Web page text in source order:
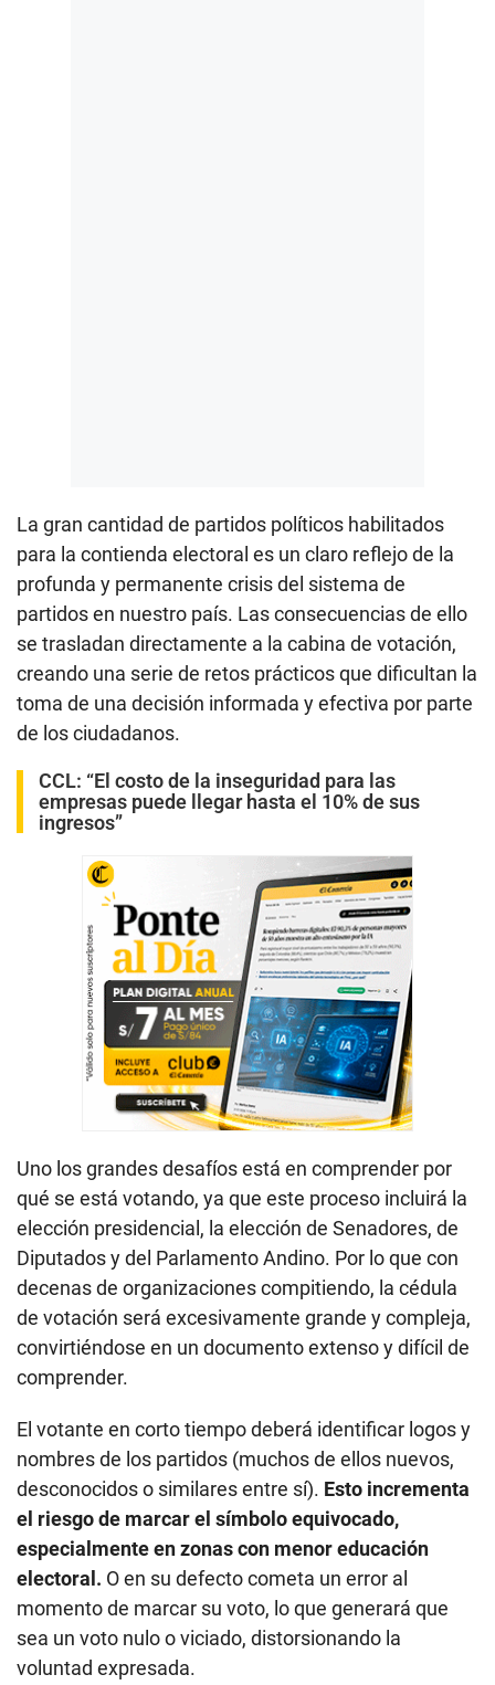
La gran cantidad de partidos políticos habilitados
para la contienda electoral es un claro reflejo de la
profunda y permanente crisis del sistema de
partidos en nuestro país. Las consecuencias de ello
se trasladan directamente a la cabina de votación,
creando una serie de retos prácticos que dificultan la
toma de una decisión informada y efectiva por parte
de los ciudadanos.
CCL: “El costo de la inseguridad para las
empresas puede llegar hasta el 10% de sus
ingresos”
Uno los grandes desafíos está en comprender por
qué se está votando, ya que este proceso incluirá la
elección presidencial, la elección de Senadores, de
Diputados y del Parlamento Andino. Por lo que con
decenas de organizaciones compitiendo, la cédula
de votación será excesivamente grande y compleja,
convirtiéndose en un documento extenso y difícil de
comprender.
El votante en corto tiempo deberá identificar logos y
nombres de los partidos (muchos de ellos nuevos,
desconocidos o similares entre sí). Esto incrementa
el riesgo de marcar el símbolo equivocado,
especialmente en zonas con menor educación
electoral. O en su defecto cometa un error al
momento de marcar su voto, lo que generará que
sea un voto nulo o viciado, distorsionando la
voluntad expresada.